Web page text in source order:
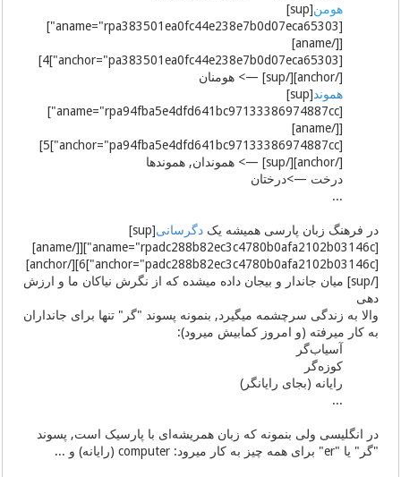
هومن
[sup]
[aname="rpa383501ea0fc44e238e7b0d07eca65303"]
[[/aname]
[anchor="pa383501ea0fc44e238e7b0d07eca65303"]4]
[/anchor][/sup] —> هومنان
هموند
[sup]
[aname="rpa94fba5e4dfd641bc97133386974887cc"]
[[/aname]
[anchor="pa94fba5e4dfd641bc97133386974887cc"]5]
[/anchor][/sup] —> هموندان, هموندها
درخت —>درختان
...
در فرهنگ زبان پارسی همیشه یکدگرسانی
[sup]
[aname="rpadc288b82ec3c4780b0afa2102b03146c"][[/aname]
[anchor="padc288b82ec3c4780b0afa2102b03146c"]6][/anchor]
[/sup] میان جاندار و بیجان داده میشده که از نگرش نیاکان ما و ارزش
دهی
والا به زندگی سرچشمه میگیرد, بنمونه پسوند "گر" تنها برای جانداران
به کار میرفته (و امروز کمابیش میرود):
آسیاب‌گر
کوزه‌گر
رایانه (بجای رایانگر)
...
در انگلیسی ولی بنمونه که زبان همریشه‌ای با پارسیک است, پسوند
"گر" یا "er" برای همه چیز به کار میرود: computer (رایانه) و ...